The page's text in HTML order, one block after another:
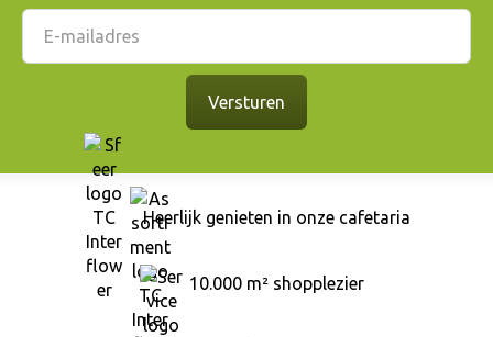
Heerlijk genieten in onze cafetaria
10.000 m² shopplezier